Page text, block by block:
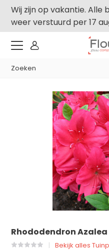
Wij zijn op vakantie. Alle
weer verstuurd per 17
Rhododendron
Bekijk alles